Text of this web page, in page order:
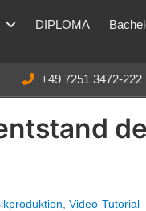
DIPLOMA
+49 7251 3472-222
Video-Tutorial